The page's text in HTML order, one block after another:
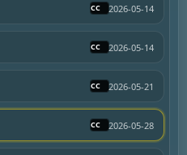
2026-05-14
2026-05-14
2026-05-21
2026-05-28